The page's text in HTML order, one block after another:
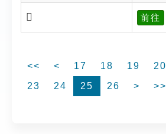
𥜹 前往
<< < 17 18 19 20
23
24 25 26 > >>